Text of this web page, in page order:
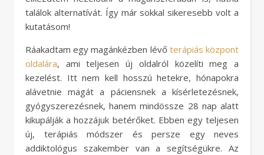
találok alternatívát. Így már sokkal sikeresebb volt a
kutatásom!
Ráakadtam egy magánkézben lévő terápiás központ
oldalára, ami teljesen új oldalról közelíti meg a
kezelést. Itt nem kell hosszú hetekre, hónapokra
alávetnie magát a páciensnek a kísérletezésnek,
gyógyszerezésnek, hanem mindössze 28 nap alatt
kikupálják a hozzájuk betérőket. Ebben egy teljesen
új, terápiás módszer és persze egy neves
addiktológus szakember van a segítségükre. Az